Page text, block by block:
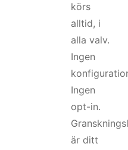
körs
alltid, i
alla valv.
Ingen
Ingen
opt-in.
är ditt